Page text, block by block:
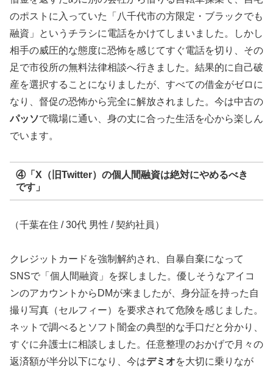
のポストに入っていた「八千代市の方限定・ブラックでも
融資」というチラシに電話をかけてしまいました。しかし
相手の威圧的な態度に恐怖を感じてすぐ電話を切り、その
足で市役所の無料法律相談へ行きました。結果的に自己破
産を選択することになりましたが、すべての借金がゼロに
なり、督促の恐怖から完全に解放されました。今は中古の
パッソで職場に通い、身の丈に合った生活を心から楽しん
でいます。
④「X（旧Twitter）の個人間融資は絶対にやめるべき
です」
（千葉在住 / 30代 男性 / 契約社員）
クレジットカードを強制解約され、自暴自棄になって
SNSで「個人間融資」を探しました。優しそうなアイコ
ンのアカウントからDMが来ましたが、身分証を持った自
撮り写真（セルフィー）を要求されて危険を感じました。
ネットで調べるとソフト闇金の典型的な手口だと分かり、
すぐに弁護士に相談しました。任意整理のおかげで月々の
返済額が半分以下になり、今はデミオを大切に乗りなが